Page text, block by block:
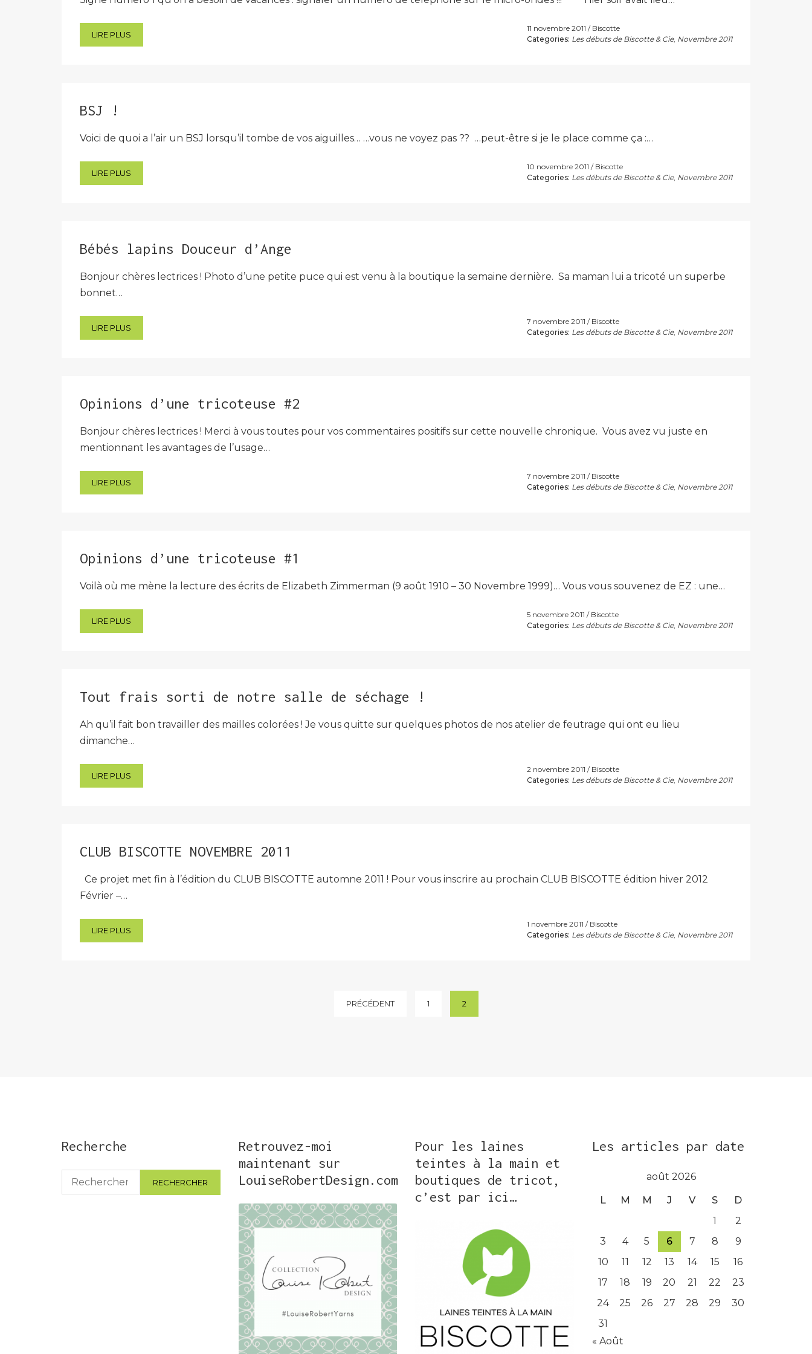
LIRE PLUS
11 novembre 2011
Biscotte
Categories: Les débuts de Biscotte & Cie, Novembre 2011
BSJ !
Voici de quoi a l’air un BSJ lorsqu’il tombe de vos aiguilles… …vous ne voyez pas ?? …peut-être si je le place comme ça :…
LIRE PLUS
10 novembre 2011
Biscotte
Categories: Les débuts de Biscotte & Cie, Novembre 2011
Bébés lapins Douceur d’Ange
Bonjour chères lectrices ! Photo d’une petite puce qui est venu à la boutique la semaine dernière. Sa maman lui a tricoté un superbe
bonnet…
LIRE PLUS
7 novembre 2011
Biscotte
Categories: Les débuts de Biscotte & Cie, Novembre 2011
Opinions d’une tricoteuse #2
Bonjour chères lectrices ! Merci à vous toutes pour vos commentaires positifs sur cette nouvelle chronique. Vous avez vu juste en
mentionnant les avantages de l’usage…
LIRE PLUS
7 novembre 2011
Biscotte
Categories: Les débuts de Biscotte & Cie, Novembre 2011
Opinions d’une tricoteuse #1
Voilà où me mène la lecture des écrits de Elizabeth Zimmerman (9 août 1910 – 30 Novembre 1999)… Vous vous souvenez de EZ : une…
LIRE PLUS
5 novembre 2011
Biscotte
Categories: Les débuts de Biscotte & Cie, Novembre 2011
Tout frais sorti de notre salle de séchage !
Ah qu’il fait bon travailler des mailles colorées ! Je vous quitte sur quelques photos de nos atelier de feutrage qui ont eu lieu
dimanche…
LIRE PLUS
2 novembre 2011
Biscotte
Categories: Les débuts de Biscotte & Cie, Novembre 2011
CLUB BISCOTTE NOVEMBRE 2011
Ce projet met fin à l’édition du CLUB BISCOTTE automne 2011 ! Pour vous inscrire au prochain CLUB BISCOTTE édition hiver 2012
Février –…
LIRE PLUS
1 novembre 2011
Biscotte
Categories: Les débuts de Biscotte & Cie, Novembre 2011
PRÉCÉDENT 1 2
Recherche
Rechercher :
Retrouvez-moi
maintenant sur
LouiseRobertDesign.com
Pour les laines
teintes à la main et
boutiques de tricot,
c’est par ici…
Les articles par date
août 2026
L M M J V S
D
1
2
3
4 5 6 7 8
9
10
11 12 13 14 15
16
17
18 19 20 21 22
23
24
25 26 27 28 29
30
31
« Août